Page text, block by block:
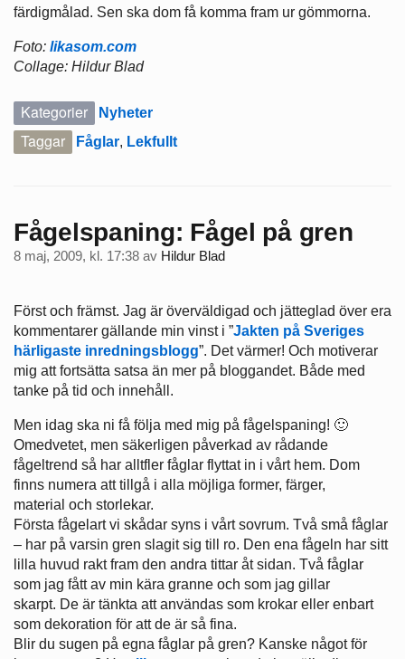
färdigmålad. Sen ska dom få komma fram ur gömmorna.
Foto: likasom.com
Collage: Hildur Blad
Kategorier Nyheter
Taggar Fåglar, Lekfullt
Fågelspaning: Fågel på gren
8 maj, 2009, kl. 17:38 av Hildur Blad
Först och främst. Jag är överväldigad och jätteglad över era
kommentarer gällande min vinst i ”Jakten på Sveriges
härligaste inredningsblogg”. Det värmer! Och motiverar
mig att fortsätta satsa än mer på bloggandet. Både med
tanke på tid och innehåll.
Men idag ska ni få följa med mig på fågelspaning! 🙂
Omedvetet, men säkerligen påverkad av rådande
fågeltrend så har alltfler fåglar flyttat in i vårt hem. Dom
finns numera att tillgå i alla möjliga former, färger,
material och storlekar.
Första fågelart vi skådar syns i vårt sovrum. Två små fåglar
– har på varsin gren slagit sig till ro. Den ena fågeln har sitt
lilla huvud rakt fram den andra tittar åt sidan. Två fåglar
som jag fått av min kära granne och som jag gillar
skarpt. De är tänkta att användas som krokar eller enbart
som dekoration för att de är så fina.
Blir du sugen på egna fåglar på gren? Kanske något för